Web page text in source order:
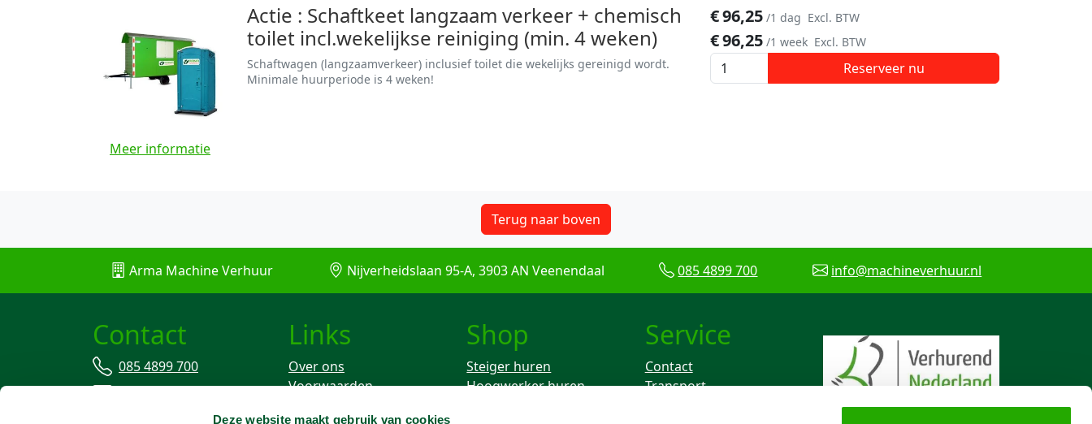
Deze website maakt gebruik van cookies
Meer informatie
€96,25 /1 dag Excl. BTW
€96,25 /1 week Excl. BTW
Reserveer nu
Actie : Schaftkeet langzaam verkeer + chemisch
toilet incl.wekelijkse reiniging (min. 4 weken)
Schaftwagen (langzaamverkeer) inclusief toilet die wekelijks gereinigd wordt.
Minimale huurperiode is 4 weken!
Terug naar boven
Arma Machine Verhuur Nijverheidslaan 95-A, 3903 AN Veenendaal 085 4899 700 info@machineverhuur.nl
Contact
085 4899 700
info@machineverhuur.nl
Links
Over ons
Voorwaarden
Shop
Steiger huren
Hoogwerker huren
Service
Contact
Transport